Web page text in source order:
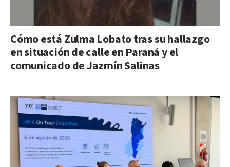
Cómo está Zulma Lobato tras su hallazgo
en situación de calle en Paraná y el
comunicado de Jazmín Salinas